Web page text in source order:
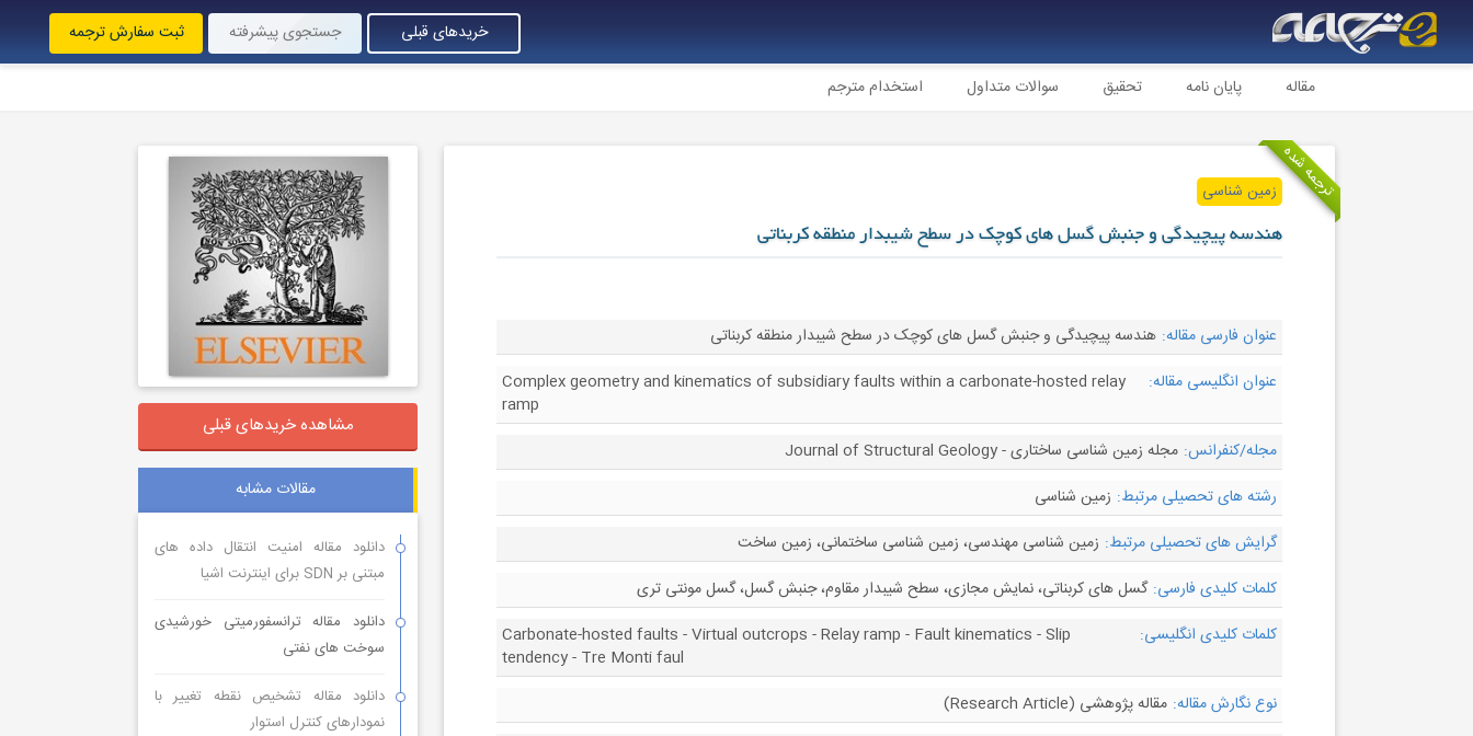
خریدهای قبلی جستجوی پیشرفته ثبت سفارش ترجمه
مقاله پایان نامه تحقیق سوالات متداول استخدام مترجم
ترجمه شدهزمین شناسی
هندسه پیچیدگی و جنبش گسل های کوچک در سطح شیبدار منطقه کربناتی
عنوان فارسی مقاله: هندسه پیچیدگی و جنبش گسل های کوچک در سطح شیبدار منطقه کربناتی
عنوان انگلیسی مقاله:
Complex geometry and kinematics of subsidiary faults within a carbonate-hosted relay
ramp
مجله/کنفرانس: مجله زمین شناسی ساختاری - Journal of Structural Geology
رشته های تحصیلی مرتبط: زمین شناسی
گرایش های تحصیلی مرتبط: زمین شناسی مهندسی، زمین شناسی ساختمانی، زمین ساخت
کلمات کلیدی فارسی: گسل های کربناتی، نمایش مجازی، سطح شیبدار مقاوم، جنبش گسل، گسل مونتی تری
کلمات کلیدی انگلیسی:
Carbonate-hosted faults - Virtual outcrops - Relay ramp - Fault kinematics - Slip
tendency - Tre Monti faul
نوع نگارش مقاله: مقاله پژوهشی (Research Article)
مشاهده خریدهای قبلی
مقالات مشابه
دانلود مقاله امنیت انتقال داده های
مبتنی بر SDN برای اینترنت اشیا
دانلود مقاله ترانسفورمیتی خورشیدی
سوخت های نفتی
دانلود مقاله تشخیص نقطه تغییر با
نمودارهای کنترل استوار